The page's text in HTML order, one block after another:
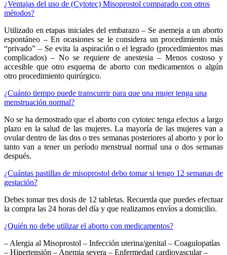
¿Ventajas del uso de (Cytotec) Misoprostol comparado con otros
métodos?
Utilizado en etapas iniciales del embarazo – Se asemeja a un aborto
espontáneo – En ocasiones se le considera un procedimiento más
“privado” – Se evita la aspiración o el legrado (procedimientos mas
complicados) – No se requiere de anestesia – Menos costoso y
accesible que otro esquema de aborto con medicamentos o algún
otro procedimiento quirúrgico.
¿Cuánto tiempo puede transcurrir para que una mujer tenga una
menstruación normal?
No se ha demostrado que el aborto con cytotec tenga efectos a largo
plazo en la salud de las mujeres. La mayoría de las mujeres van a
ovular dentro de las dos o tres semanas posteriores al aborto y por lo
tanto van a tener un período menstrual normal una o dos semanas
después.
¿Cuántas pastillas de misoprostol debo tomar si tengo 12 semanas de
gestación?
Debes tomar tres dosis de 12 tabletas. Recuerda que puedes efectuar
la compra las 24 horas del día y que realizamos envíos a domicilio.
¿Quién no debe utilizar el aborto con medicamentos?
– Alergia al Misoprostol – Infección uterina/genital – Coagulopatías
– Hipertensión – Anemia severa – Enfermedad cardiovascular –